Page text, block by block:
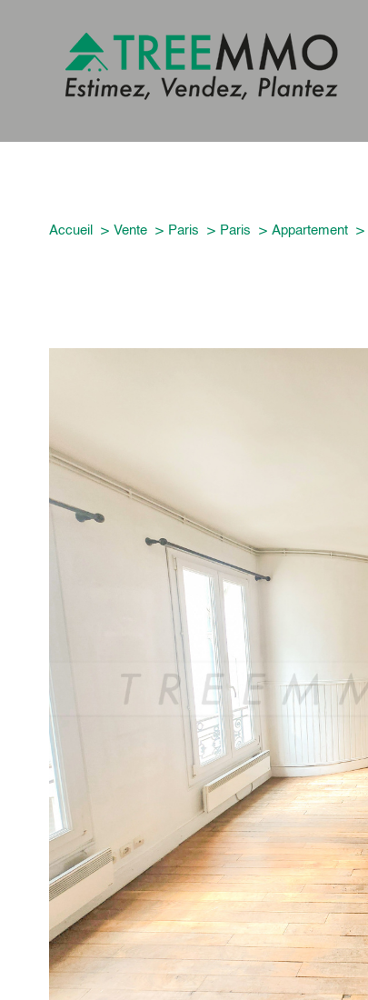
Accueil Vente Paris Paris Appartement